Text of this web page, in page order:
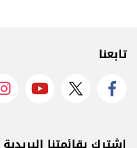
تابعنا